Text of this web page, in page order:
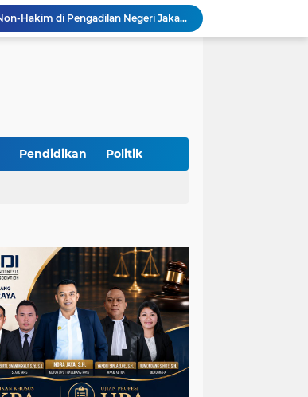
Resmi Terdaftar sebagai Mediator Non-Hakim di Pengadilan Negeri Jakarta Selatan, Yandri, S.H. Siap Mengedepankan Keadilan Melalui Jalur Perdamaian
Yandri SH Kawal APDESI di Gugatan PSN PIK 2, Tegaskan Komitmen pada Supremasi Hukum
ketua LBH DEWAN ADAT BAMUS BETAWI Sapto Wibowo S, S.H. Jalih Pitoeng Salah Alamat Mengenai Statement di Media
Pendidikan Politik